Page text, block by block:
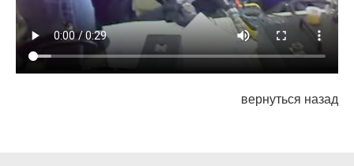
вернуться назад